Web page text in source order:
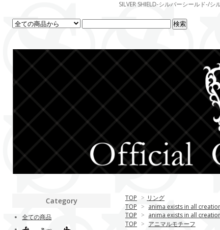
SILVER SHIELD-シルバーシールド-/
TOP > リング
TOP > anima exists in all
TOP > anima exists in all
TOP > アニマルモチーフ
Category
全ての商品